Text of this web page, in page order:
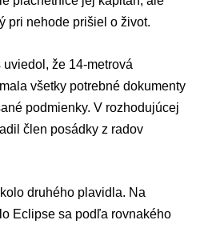
pri nehode prišiel o život.
že 14-metrová
všetky potrebné dokumenty
podmienky. V rozhodujúcej
člen posádky z radov
druhého plavidla. Na
Eclipse sa podľa rovnakého